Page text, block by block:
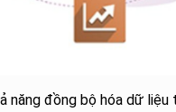
đồng bộ hóa dữ